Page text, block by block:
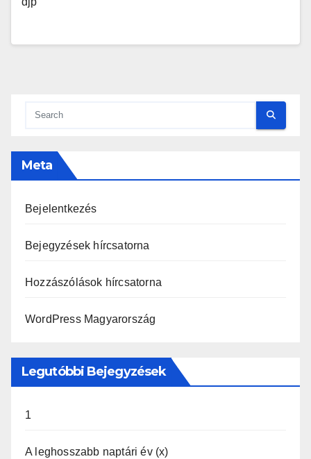
Meta
Bejelentkezés
Bejegyzések hírcsatorna
Hozzászólások hírcsatorna
WordPress Magyarország
Legutóbbi Bejegyzések
1
A leghosszabb naptári év (x)